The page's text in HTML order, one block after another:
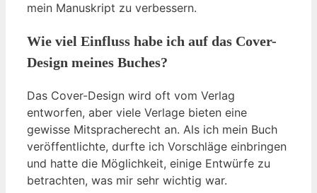
mein Manuskript zu verbessern.
Wie viel Einfluss habe ich auf das Cover-
Design meines Buches?
Das Cover-Design wird oft vom Verlag
entworfen, aber viele Verlage bieten eine
gewisse Mitspracherecht an. Als ich mein Buch
veröffentlichte, durfte ich Vorschläge einbringen
und hatte die Möglichkeit, einige Entwürfe zu
betrachten, was mir sehr wichtig war.